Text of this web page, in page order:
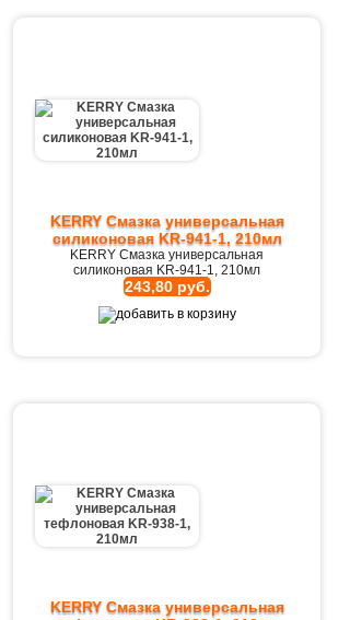
KERRY Смазка универсальная
силиконовая KR-941-1, 210мл
KERRY Смазка универсальная
силиконовая KR-941-1, 210мл
243,80 руб.
KERRY Смазка универсальная